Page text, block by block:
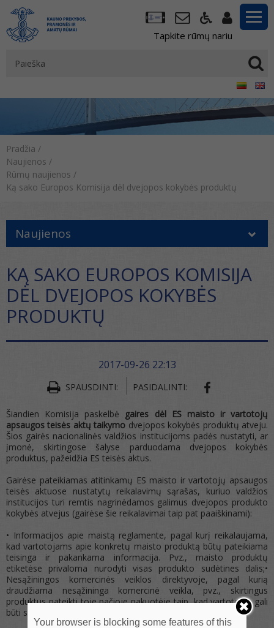
Tapkite rūmų nariu
Pradžia /
Naujienos /
Rūmų naujienos /
Ką sako Europos Komisija dėl dvejopos kokybės produktų
Naujienos
KĄ SAKO EUROPOS KOMISIJA
DĖL DVEJOPOS KOKYBĖS
PRODUKTŲ
2017-09-26 22:13
SPAUSDINTI: PASIDALINTI:
Šiandien Komisija paskelbė gaires dėl ES maisto ir vartotojų
apsaugos teisės aktų taikymo dvejopos kokybės produktų atveju.
Šios gairės nacionalinės valdžios institucijoms padės nustatyti, ar
įmonė, skirtingose šalyse parduodama dvejopos kokybės
produktus, pažeidžia ES teisės aktus.
Gairėse pateikiamas atitinkamų ES maisto ir vartotojų apsaugos
teisės aktuose nustatytų reikalavimų sąrašas, kuriuo valdžios
institucijos turi remtis nagrinėdamos galimus dvejopos produkto
kokybės atvejus (gairėse šie reikalavimai taip pat paaiškinami):
• Informacijos apie maistą reglamente, pagal kurį reikalaujama,
kad vartotojams apie konkretų maisto produktą būtų pateikiama
teisinga ir pakankama informacija. Pvz., maisto produktų
etiketėse privaloma nurodyti visas produkto sudėtines dalis;•
Nesąžiningos komercinės veiklos direktyvoje, pagal kurią
draudžiama nesąžininga komercinė veikla, pvz., skirtingus
produktus pateikti toje pačioje pakuotėje taip, kad vartotojas gali
būti suklaidintas.
Your browser is blocking some features of this